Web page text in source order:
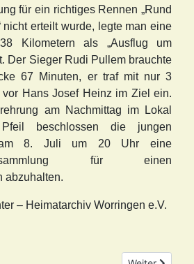
für ein richtiges Rennen „Rund
nicht erteilt wurde, legte man eine
Kilometern als „Ausflug um
Der Sieger Rudi Pullem brauchte
67 Minuten, er traf mit nur 3
vor Hans Josef Heinz im Ziel ein.
am Nachmittag im Lokal
beschlossen die jungen
am 8. Juli um 20 Uhr eine
für einen
abzuhalten.
– Heimatarchiv Worringen e.V.